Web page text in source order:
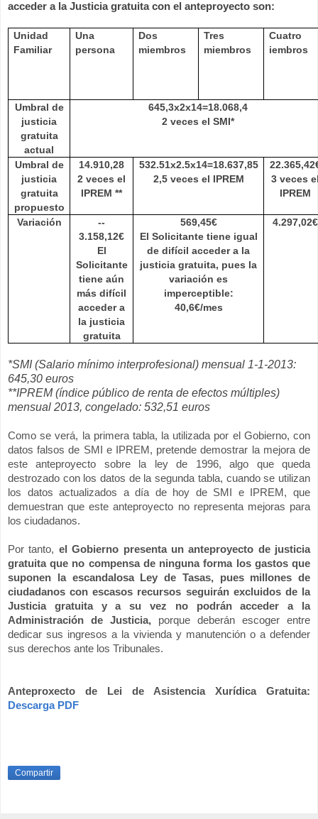
acceder a la Justiciagratuita con el anteproyecto son:
Unidad
Familiar
Una
persona
Dos
miembros
Tres
miembros
Cuatro
iembros
Umbral de
justicia
gratuita
actual
645,3x2x14=18.068,4
2 veces el SMI*
Umbral de
justicia
gratuita
propuesto
14.910,28
2 veces el
IPREM **
532.51x2.5x14=18.637,85
2,5 veces el IPREM
3 veces
IPREM
Variación
--
3.158,12€
El
Solicitante
tiene aún
más difícil
acceder a
la justicia
gratuita
569,45€
El Solicitante tiene igual
de difícil acceder a la
justicia gratuita, pues la
variación es
imperceptible:
40,6€/mes
4.297,02€
*SMI (Salario mínimo interprofesional) mensual 1-1-2013:
645,30 euros
**IPREM (índice público de renta de efectos múltiples)
mensual 2013, congelado: 532,51 euros
Como se verá, la primera tabla, la utilizada por el Gobierno, con
datos falsos de SMI e IPREM, pretende demostrar la mejora de
este anteproyecto sobre la ley de 1996, algo que queda
destrozado con los datos de la segunda tabla, cuando se utilizan
los datos actualizados a día de hoy de SMI e IPREM, que
demuestran que este anteproyecto no representa mejoras para
los ciudadanos.
Por tanto, el Gobierno presenta un anteproyecto de justicia
gratuita que no compensa de ninguna forma los gastos que
suponen la escandalosa Ley de Tasas, pues millones de
ciudadanos con escasos recursos seguirán excluidos de
la
Justiciagratuita y a su vez no podrán acceder a
la
Administración de Justicia, porque deberán escoger entre
dedicar sus ingresos a la vivienda y manutención o a defender
sus derechos ante los Tribunales.
Anteproxecto de Lei de Asistencia Xurídica Gratuita:
Descarga PDF
Compartir